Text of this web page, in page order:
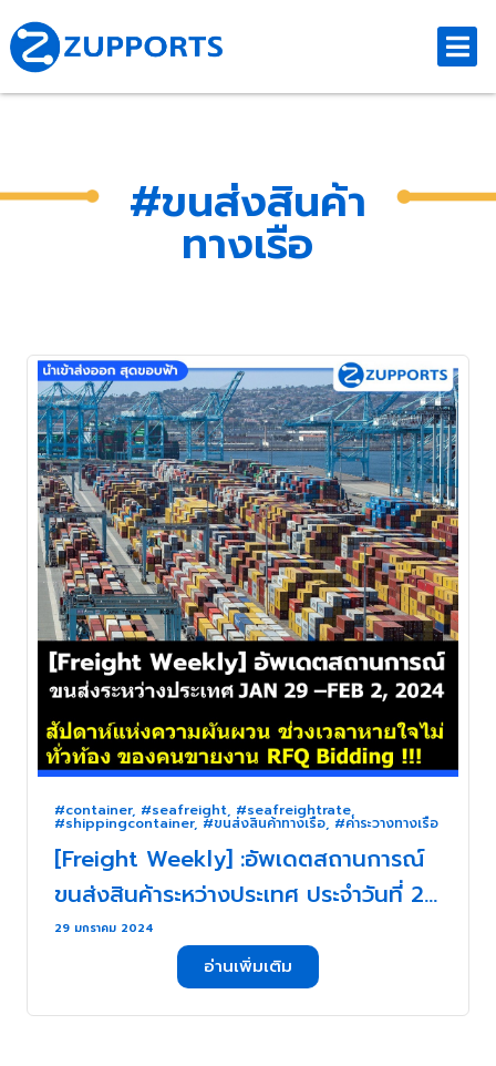
#ขนส่งสินค้า
ทางเรือ
#container, #seafreight, #seafreightrate,
#shippingcontainer, #ขนส่งสินค้าทางเรือ, #ค่าระวางทางเรือ
[Freight Weekly] :อัพเดตสถานการณ์
ขนส่งสินค้าระหว่างประเทศ ประจำวันที่ 29
มกราคม- 2 กุมภาพันธ์ 2567 กับ
ZUPPORTS !!! สัปดาห์แห่งความผันผวน
29 มกราคม 2024
อ่านเพิ่มเติม